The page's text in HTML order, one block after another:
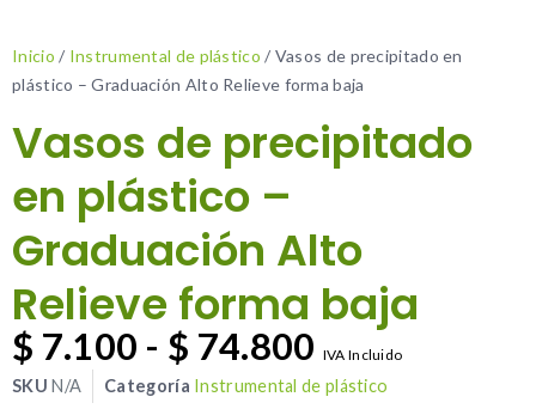
Inicio / Instrumental de plástico / Vasos de precipitado en
plástico – Graduación Alto Relieve forma baja
Vasos de precipitado
en plástico –
Graduación Alto
Relieve forma baja
$ 7.100 - $ 74.800 IVA Incluido
SKUN/A Categoría Instrumental de plástico